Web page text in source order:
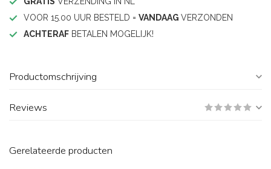
VOOR 15.00 UUR BESTELD = VANDAAG VERZONDEN
ACHTERAF BETALEN MOGELIJK!
Productomschrijving
Reviews
Gerelateerde producten